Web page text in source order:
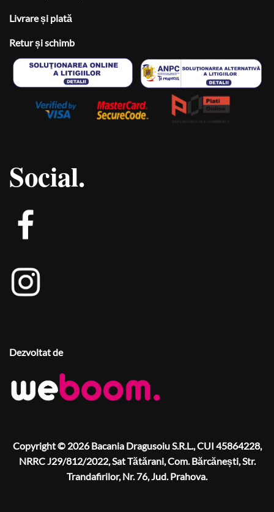
Livrare și plată
Retur și schimb
Social.
Dezvoltat de
Copyright © 2026 Bacania Dragusoiu S.R.L., CUI 45864228,
NRRC J29/812/2022, Sat Tătărani, Com. Bărcănești, Str.
Trandafirilor, Nr. 76, Jud. Prahova.